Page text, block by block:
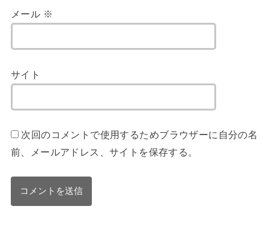
メール ※
サイト
次回のコメントで使用するためブラウザーに自分の名
前、メールアドレス、サイトを保存する。